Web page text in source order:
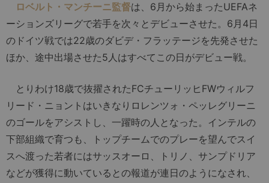
ロベルト・マンチーニ監督は、6月から始まったUEFAネ
ーションズリーグで若手を次々とデビューさせた。6月4日
のドイツ戦では22歳のダビデ・フラッテージを先発させた
ほか、途中出場させた5人はすべてこの日がデビュー戦。
とりわけ18歳で抜擢されたFCチューリッヒFWウィルフ
リード・ニョントはいきなりロレンツォ・ペッレグリーニ
のゴールをアシストし、一躍時の人となった。インテルの
下部組織で育つも、トップチームでのプレーを望んでスイ
スへ渡った若者にはサッスオーロ、トリノ、サンプドリア
などが獲得に動いているとの報道が連日のようになされ、